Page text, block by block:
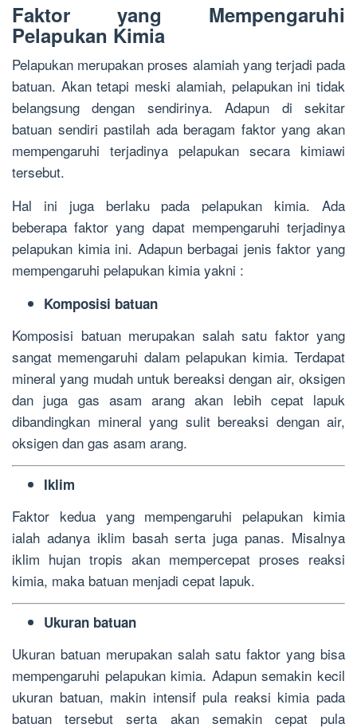
Faktor yang Mempengaruhi
Pelapukan Kimia
Pelapukan merupakan proses alamiah yang terjadi pada
batuan. Akan tetapi meski alamiah, pelapukan ini tidak
belangsung dengan sendirinya. Adapun di sekitar
batuan sendiri pastilah ada beragam faktor yang akan
mempengaruhi terjadinya pelapukan secara kimiawi
tersebut.
Hal ini juga berlaku pada pelapukan kimia. Ada
beberapa faktor yang dapat mempengaruhi terjadinya
pelapukan kimia ini. Adapun berbagai jenis faktor yang
mempengaruhi pelapukan kimia yakni :
Komposisi batuan
Komposisi batuan merupakan salah satu faktor yang
sangat memengaruhi dalam pelapukan kimia. Terdapat
mineral yang mudah untuk bereaksi dengan air, oksigen
dan juga gas asam arang akan lebih cepat lapuk
dibandingkan mineral yang sulit bereaksi dengan air,
oksigen dan gas asam arang.
Iklim
Faktor kedua yang mempengaruhi pelapukan kimia
ialah adanya iklim basah serta juga panas. Misalnya
iklim hujan tropis akan mempercepat proses reaksi
kimia, maka batuan menjadi cepat lapuk.
Ukuran batuan
Ukuran batuan merupakan salah satu faktor yang bisa
mempengaruhi pelapukan kimia. Adapun semakin kecil
ukuran batuan, makin intensif pula reaksi kimia pada
batuan tersebut serta akan semakin cepat pula